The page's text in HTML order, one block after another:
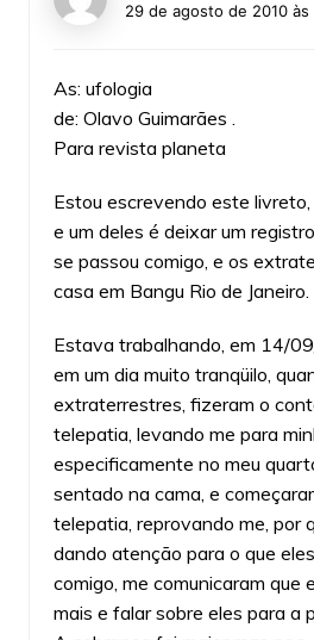
29 de agosto de 2010 às
As: ufologia
de: Olavo Guimarães .
Para revista planeta
Estou escrevendo este
e um deles é deixar um
se passou comigo, e os
casa em Bangu Rio de Janeiro.
Estava trabalhando, em 14/
em um dia muito tranqüilo,
extraterrestres, fizeram o
telepatia, levando me para
especificamente no meu
sentado na cama, e
telepatia, reprovando me, por
dando atenção para o que
comigo, me comunicaram que
mais e falar sobre eles para a